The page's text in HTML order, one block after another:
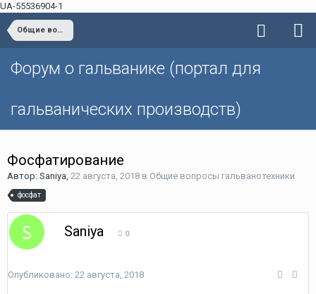
UA-55536904-1
Общие вопросы гальванотехники
Форум о гальванике (портал для
гальванических производств)
Фосфатирование
Автор: Saniya, 22 августа, 2018 в Общие вопросы гальванотехники
фосфат
Saniya 0
Опубликовано: 22 августа, 2018